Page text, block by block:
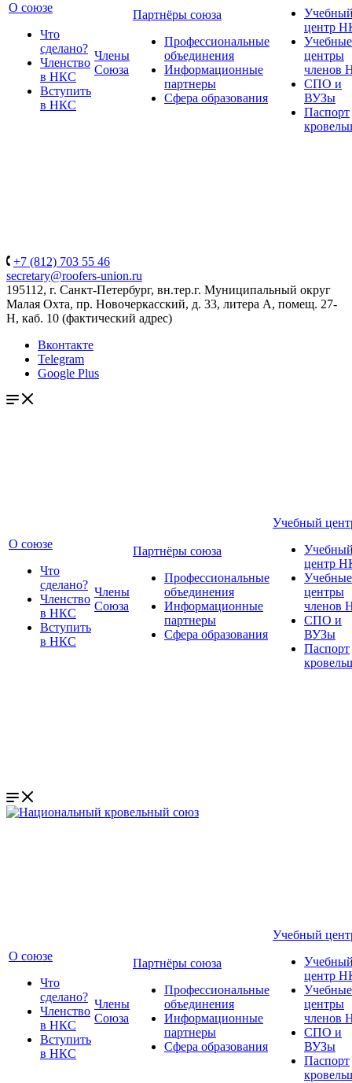
О союзе
Что
сделано?
Членство
в НКС
Вступить
в НКС
Члены
Союза
Партнёры союза
Профессиональные
объединения
Информационные
партнеры
Сфера образования
центр
Учебные
центры
членов
СПО и
ВУЗы
Паспорт
+7 (812) 703 55 46
secretary@roofers-union.ru
195112, г. Санкт-Петербург, вн.тер.г. Муниципальный округ
Малая Охта, пр. Новочеркасский, д. 33, литера А, помещ. 27-
Н, каб. 10 (фактический адрес)
Вконтакте
Telegram
Google Plus
О союзе
Что
сделано?
Членство
в НКС
Вступить
в НКС
Члены
Союза
Партнёры союза
Профессиональные
объединения
Информационные
партнеры
Сфера образования
Учебный
центр
Учебные
центры
членов
СПО и
ВУЗы
Паспорт
О союзе
Что
сделано?
Членство
в НКС
Вступить
в НКС
Члены
Союза
Партнёры союза
Профессиональные
объединения
Информационные
партнеры
Сфера образования
Учебный
центр
Учебные
центры
членов
СПО и
ВУЗы
Паспорт